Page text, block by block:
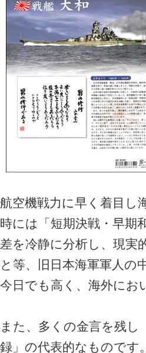
航空機戦力に早く着目し
時には「短期決戦・早期
差を冷静に分析し、現実
と等、旧日本海軍軍人の
今日でも高く、海外にお
また、多くの金言を残し
録」の代表的なものです